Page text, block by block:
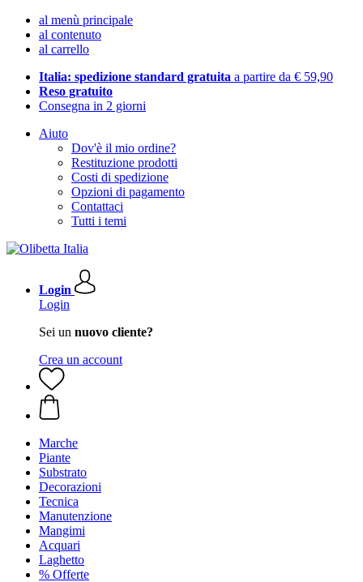
al menù principale
al contenuto
al carrello
Italia: spedizione standard gratuita a partire da € 59,90
Reso gratuito
Consegna in 2 giorni
Aiuto
Dov'è il mio ordine?
Restituzione prodotti
Costi di spedizione
Opzioni di pagamento
Contattaci
Tutti i temi
Login
Login
Sei un nuovo cliente?
Crea un account
Marche
Piante
Substrato
Decorazioni
Tecnica
Manutenzione
Mangimi
Acquari
Laghetto
% Offerte